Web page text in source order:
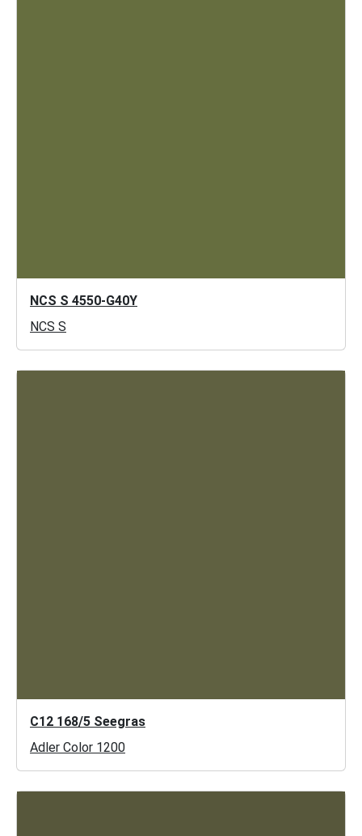
NCS S 4550-G40Y
NCS S
C12 168/5 Seegras
Adler Color 1200